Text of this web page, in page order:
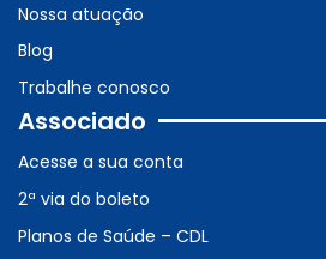
Nossa atuação
Blog
Trabalhe conosco
Associado
Acesse a sua conta
2ª via do boleto
Planos de Saúde – CDL